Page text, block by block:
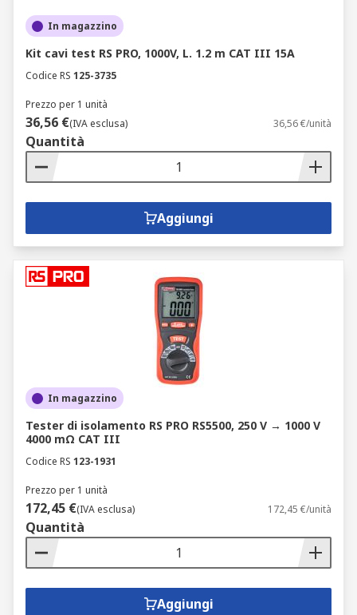
In magazzino
Kit cavi test RS PRO, 1000V, L. 1.2 m CAT III 15A
Codice RS 125-3735
Prezzo per 1 unità
36,56 €(IVA esclusa) 36,56 €/unità
Quantità
Aggiungi
In magazzino
Tester di isolamento RS PRO RS5500, 250 V → 1000 V
4000 mΩ CAT III
Codice RS 123-1931
Prezzo per 1 unità
172,45 €(IVA esclusa) 172,45 €/unità
Quantità
Aggiungi